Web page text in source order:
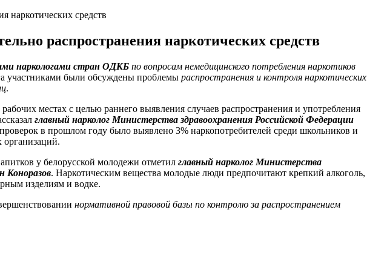
наркотических средств
распространения наркотических средств
наркологами стран ОДКБ по вопросам немедицинского потребления наркотиков
участниками были обсуждены проблемы распространения и контроля наркотических
.
местах с целью раннего выявления случаев распространения и употребления
главный нарколог Министерства здравоохранения Российской Федерации
проверок в прошлом году было выявлено 3% наркопотребителей среди школьников и
организаций.
у белорусской молодежи отметил главный нарколог Министерства
Коноразов. Наркотическим вещества молодые люди предпочитают крепкий алкоголь,
изделиям и водке.
нормативной правовой базы по контролю за распространением